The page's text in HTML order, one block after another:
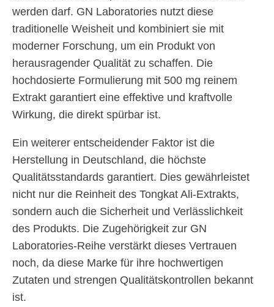
werden darf. GN Laboratories nutzt diese
traditionelle Weisheit und kombiniert sie mit
moderner Forschung, um ein Produkt von
herausragender Qualität zu schaffen. Die
hochdosierte Formulierung mit 500 mg reinem
Extrakt garantiert eine effektive und kraftvolle
Wirkung, die direkt spürbar ist.
Ein weiterer entscheidender Faktor ist die
Herstellung in Deutschland, die höchste
Qualitätsstandards garantiert. Dies gewährleistet
nicht nur die Reinheit des Tongkat Ali-Extrakts,
sondern auch die Sicherheit und Verlässlichkeit
des Produkts. Die Zugehörigkeit zur GN
Laboratories-Reihe verstärkt dieses Vertrauen
noch, da diese Marke für ihre hochwertigen
Zutaten und strengen Qualitätskontrollen bekannt
ist.